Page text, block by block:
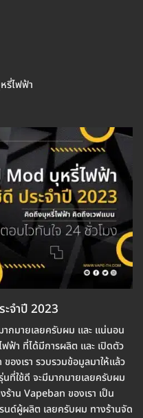
รี่ไฟฟ้า
จำปี 2023
กมายเลยครับผม และ แน่นอน
ฟ้า ที่ได้มีการผลิต และ เปิดตัว
องเรา รวบรวมข้อมูลมาให้แล้ว
ที่ใช้ดี จะมีมากมายเลยครับผม
ร้าน Vapeban ของเรา เป็น
นด์ผู้ผลิต เลยครับผม ทางร้านจัด